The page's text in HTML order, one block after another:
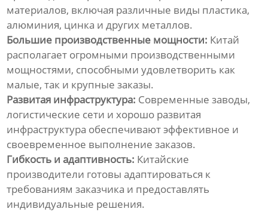
материалов, включая различные виды пластика,
алюминия, цинка и других металлов.
Большие производственные мощности: Китай
располагает огромными производственными
мощностями, способными удовлетворить как
малые, так и крупные заказы.
Развитая инфраструктура: Современные заводы,
логистические сети и хорошо развитая
инфраструктура обеспечивают эффективное и
своевременное выполнение заказов.
Гибкость и адаптивность: Китайские
производители готовы адаптироваться к
требованиям заказчика и предоставлять
индивидуальные решения.